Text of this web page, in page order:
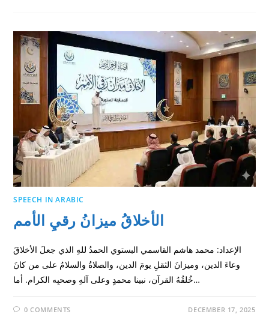
SPEECH IN ARABIC
الأخلاقُ ميزانُ رقيِ الأمم
الإعداد: محمد هاشم القاسمي البستوي الحمدُ للهِ الذي جعلَ الأخلاقَ
وعاءَ الدين، وميزانَ الثقلِ يومَ الدين، والصلاةُ والسلامُ على من كانَ
خُلقُهُ القرآن، نبينا محمدٍ وعلى آلهِ وصحبِه الكرام. أما…
0 COMMENTS DECEMBER 17, 2025